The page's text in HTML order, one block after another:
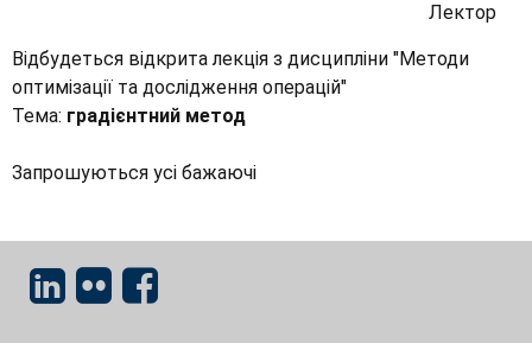
Лектор
Відбудеться відкрита лекція з дисципліни "Методи
оптимізації та дослідження операцій"
Тема: градієнтний метод
Запрошуються усі бажаючі